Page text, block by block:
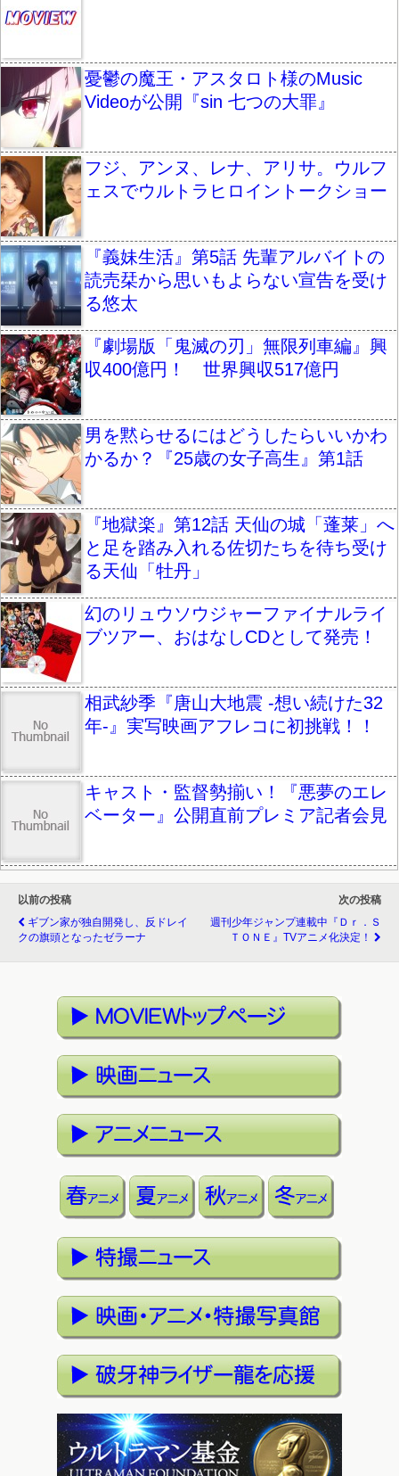
憂鬱の魔王・アスタロト様のMusic
Videoが公開『sin 七つの大罪』
フジ、アンヌ、レナ、アリサ。ウルフ
ェスでウルトラヒロイントークショー
『義妹生活』第5話 先輩アルバイトの
読売栞から思いもよらない宣告を受け
る悠太
『劇場版「鬼滅の刃」無限列車編』興
収400億円！ 世界興収517億円
男を黙らせるにはどうしたらいいかわ
かるか？『25歳の女子高生』第1話
『地獄楽』第12話 天仙の城「蓬莱」へ
と足を踏み入れる佐切たちを待ち受け
る天仙「牡丹」
幻のリュウソウジャーファイナルライ
ブツアー、おはなしCDとして発売！
相武紗季『唐山大地震 -想い続けた32
年-』実写映画アフレコに初挑戦！！
キャスト・監督勢揃い！『悪夢のエレ
ベーター』公開直前プレミア記者会見
以前の投稿
ギブン家が独自開発し、反ドレイ
クの旗頭となったゼラーナ
次の投稿
週刊少年ジャンプ連載中『Ｄｒ．Ｓ
ＴＯＮＥ』TVアニメ化決定！